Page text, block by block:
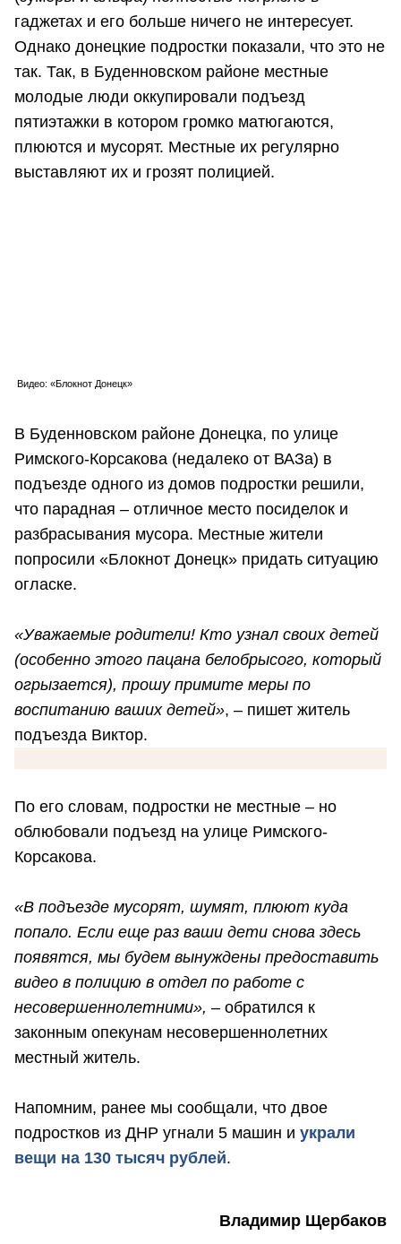
гаджетах и его больше ничего не интересует.
Однако донецкие подростки показали, что это не
так. Так, в Буденновском районе местные
молодые люди оккупировали подъезд
пятиэтажки в котором громко матюгаются,
плюются и мусорят. Местные их регулярно
выставляют их и грозят полицией.
Видео: «Блокнот Донецк»
В Буденновском районе Донецка, по улице
Римского-Корсакова (недалеко от ВАЗа) в
подъезде одного из домов подростки решили,
что парадная – отличное место посиделок и
разбрасывания мусора. Местные жители
попросили «Блокнот Донецк» придать ситуацию
огласке.
«Уважаемые родители! Кто узнал своих детей
(особенно этого пацана белобрысого, который
огрызается), прошу примите меры по
воспитанию ваших детей», – пишет житель
подъезда Виктор.
По его словам, подростки не местные – но
облюбовали подъезд на улице Римского-
Корсакова.
«В подъезде мусорят, шумят, плюют куда
попало. Если еще раз ваши дети снова здесь
появятся, мы будем вынуждены предоставить
видео в полицию в отдел по работе с
несовершеннолетними», – обратился к
законным опекунам несовершеннолетних
местный житель.
Напомним, ранее мы сообщали, что двое
подростков из ДНР угнали 5 машин и украли
вещи на 130 тысяч рублей.
Владимир Щербаков